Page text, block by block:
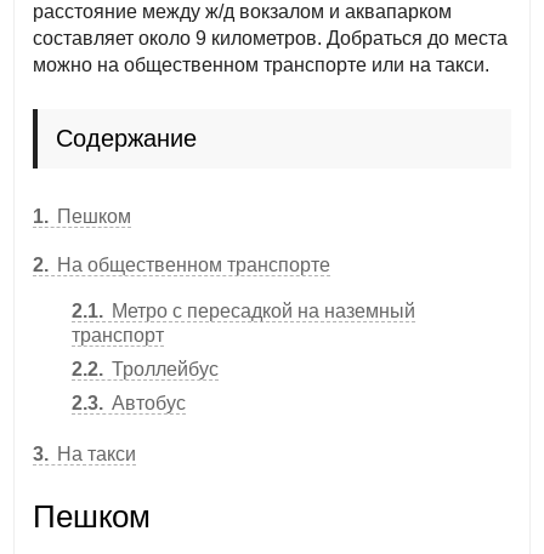
расстояние между ж/д вокзалом и аквапарком
составляет около 9 километров. Добраться до места
можно на общественном транспорте или на такси.
Содержание
1 Пешком
2 На общественном транспорте
2.1
Метро с пересадкой на наземный
транспорт
2.2
Троллейбус
2.3
Автобус
3 На такси
Пешком